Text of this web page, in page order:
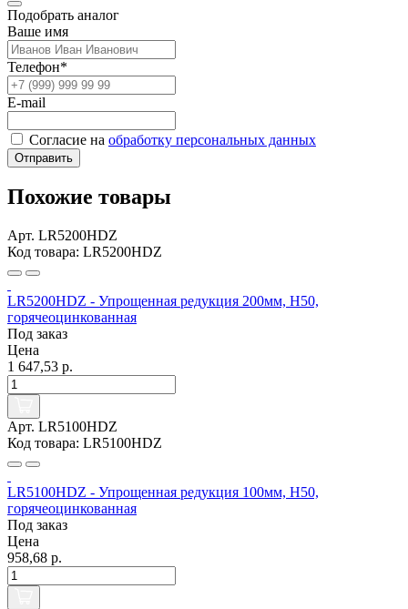
Подобрать аналог
Ваше имя
Телефон*
E-mail
Согласие на обработку персональных данных
Отправить
Похожие товары
Арт. LR5200HDZ
Код товара: LR5200HDZ
LR5200HDZ - Упрощенная редукция 200мм, Н50,
горячеоцинкованная
Под заказ
Цена
1 647,53 р.
Арт. LR5100HDZ
Код товара: LR5100HDZ
LR5100HDZ - Упрощенная редукция 100мм, Н50,
горячеоцинкованная
Под заказ
Цена
958,68 р.